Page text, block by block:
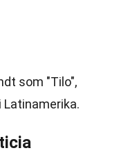
som "Tilo",
Latinamerika.